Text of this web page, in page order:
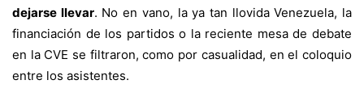
dejarse llevar. No en vano, la ya tan llovida Venezuela, la
financiación de los partidos o la reciente mesa de debate
en la CVE se filtraron, como por casualidad, en el coloquio
entre los asistentes.